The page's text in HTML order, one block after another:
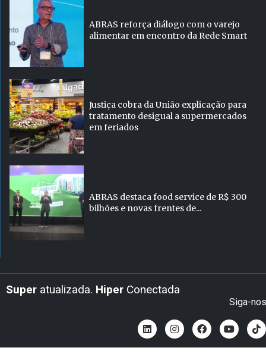
ABRAS reforça diálogo com o varejo
alimentar em encontro da Rede Smart
Justiça cobra da União explicação para
tratamento desigual a supermercados
em feriados
ABRAS destaca food service de R$ 300
bilhões e novas frentes de...
Super atualizada. Hiper Conectada
Siga-nos